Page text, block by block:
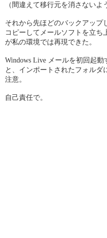
（間違えて移行元を消さないよ
それから先ほどのバックアップ
コピーしてメールソフトを立
が私の環境では再現できた。
Windows Live メールを初回起
と、インポートされたフォル
注意。
自己責任で。